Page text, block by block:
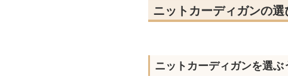
ニットカーディガンの
ニットカーディガンを選